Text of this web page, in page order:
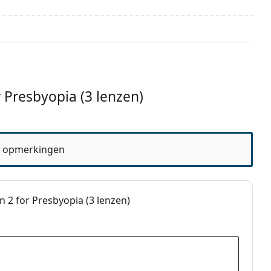
Multi-Purpose 360 ml met lenzendoosje.
(3 lenzen)
opmerkingen
2 for Presbyopia (3 lenzen)